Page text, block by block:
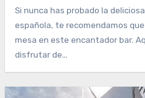
Si nunca has probado la
española, te recomendamos
mesa en este encantador bar.
disfrutar de…